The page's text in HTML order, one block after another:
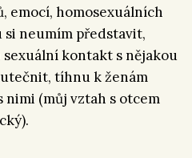
emocí, homosexuálních
si neumím představit,
sexuální kontakt s nějakou
tíhnu k ženám
nimi (můj vztah s otcem